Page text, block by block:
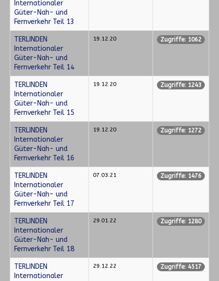
Internationaler
Güter-Nah- und
Fernverkehr Teil 13
TERLINDEN
Internationaler
Güter-Nah- und
Fernverkehr Teil 14
19.12.20 Zugriffe: 1062
TERLINDEN
Internationaler
Güter-Nah- und
Fernverkehr Teil 15
19.12.20 Zugriffe: 1243
TERLINDEN
Internationaler
Güter-Nah- und
Fernverkehr Teil 16
19.12.20 Zugriffe: 1272
TERLINDEN
Internationaler
Güter-Nah- und
Fernverkehr Teil 17
07.03.21 Zugriffe: 1476
TERLINDEN
Internationaler
Güter-Nah- und
Fernverkehr Teil 18
29.01.22 Zugriffe: 1280
TERLINDEN
Internationaler
29.12.22 Zugriffe: 4517